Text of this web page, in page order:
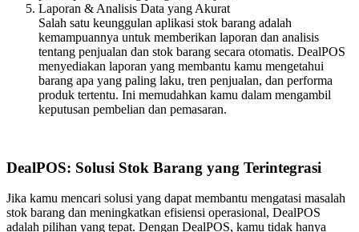
Laporan & Analisis Data yang Akurat
Salah satu keunggulan aplikasi stok barang adalah
kemampuannya untuk memberikan laporan dan analisis
tentang penjualan dan stok barang secara otomatis. DealPOS
menyediakan laporan yang membantu kamu mengetahui
barang apa yang paling laku, tren penjualan, dan performa
produk tertentu. Ini memudahkan kamu dalam mengambil
keputusan pembelian dan pemasaran.
DealPOS: Solusi Stok Barang yang Terintegrasi
Jika kamu mencari solusi yang dapat membantu mengatasi masalah
stok barang dan meningkatkan efisiensi operasional, DealPOS
adalah pilihan yang tepat. Dengan DealPOS, kamu tidak hanya